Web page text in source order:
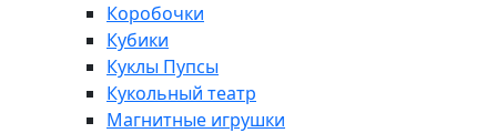
Коробочки
Кубики
Куклы Пупсы
Кукольный театр
Магнитные игрушки